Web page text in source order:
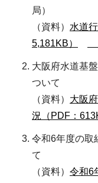
局）
（資料） 水道
5,181KB）
大阪府水道基
ついて
（資料） 大阪
況（PDF：
令和6年度の取
て
（資料） 令和6